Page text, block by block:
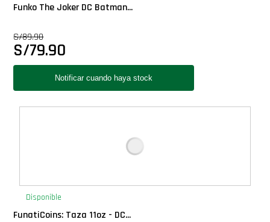
Funko The Joker DC Batman...
S/89.90
S/79.90
Disponible
FunatiCoins: Taza 11oz - DC...